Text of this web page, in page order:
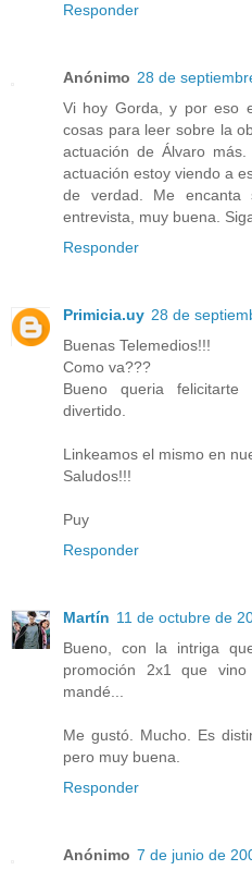
Responder
Anónimo 28 de
Vi hoy Gorda, y por eso
cosas para leer sobre la
actuación de Álvaro
actuación estoy viendo a
de verdad. Me
entrevista, muy buena.
Responder
Primicia.uy 28 de
Buenas Telemedios!!!
Como va???
Bueno queria
divertido.
Linkeamos el mismo en
Saludos!!!
Puy
Responder
Martín 11 de octubre de
Bueno, con la intriga
promoción 2x1 que
mandé...
Me gustó. Mucho. Es
pero muy buena.
Responder
Anónimo 7 de junio de